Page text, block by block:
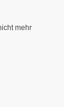
mehr